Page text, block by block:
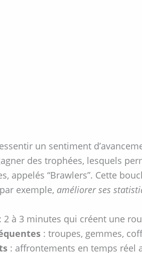
un sentiment
des trophées, lesquels
appelés “Brawlers”. Cette
exemple, améliorer ses
: 2 à 3 minutes qui créent une
: troupes, gemmes,
: affrontements en temps réel